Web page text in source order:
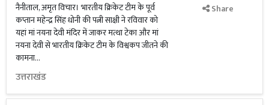
नैनीताल, अमृत विचार। भारतीय क्रिकेट टीम के पूर्व
कप्तान महेन्द्र सिंह धोनी की पत्नी साक्षी ने रविवार को
यहां मां नयना देवी मंदिर में जाकर मत्था टेका और मां
नयना देवी से भारतीय क्रिकेट टीम के विश्वकप जीतने की
कामना...
उत्तराखंड
Share